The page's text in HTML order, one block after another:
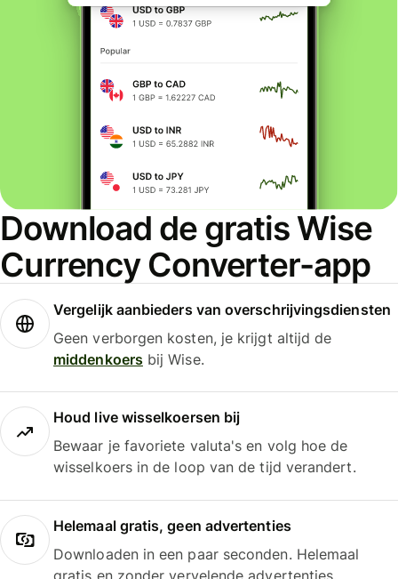
Download de gratis Wise
Currency Converter-app
Vergelijk aanbieders van overschrijvingsdiensten
Geen verborgen kosten, je krijgt altijd de
middenkoersbij Wise.
Houd live wisselkoersen bij
Bewaar je favoriete valuta's en volg hoe de
wisselkoers in de loop van de tijd verandert.
Helemaal gratis, geen advertenties
Downloaden in een paar seconden. Helemaal
gratis en zonder vervelende advertenties.